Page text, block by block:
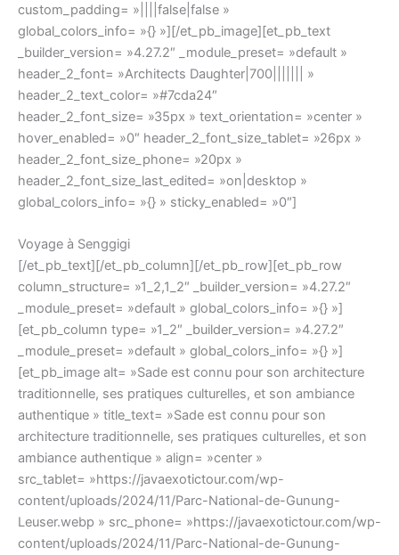
custom_padding= »||||false|false »
global_colors_info= »{} »][/et_pb_image][et_pb_text
_builder_version= »4.27.2″ _module_preset= »default »
header_2_font= »Architects Daughter|700||||||| »
header_2_text_color= »#7cda24″
header_2_font_size= »35px » text_orientation= »center »
hover_enabled= »0″ header_2_font_size_tablet= »26px »
header_2_font_size_phone= »20px »
header_2_font_size_last_edited= »on|desktop »
global_colors_info= »{} » sticky_enabled= »0″]
Voyage à Senggigi
[/et_pb_text][/et_pb_column][/et_pb_row][et_pb_row
column_structure= »1_2,1_2″ _builder_version= »4.27.2″
_module_preset= »default » global_colors_info= »{} »]
[et_pb_column type= »1_2″ _builder_version= »4.27.2″
_module_preset= »default » global_colors_info= »{} »]
[et_pb_image alt= »Sade est connu pour son architecture
traditionnelle, ses pratiques culturelles, et son ambiance
authentique » title_text= »Sade est connu pour son
architecture traditionnelle, ses pratiques culturelles, et son
ambiance authentique » align= »center »
src_tablet= »https://javaexotictour.com/wp-
content/uploads/2024/11/Parc-National-de-Gunung-
Leuser.webp » src_phone= »https://javaexotictour.com/wp-
content/uploads/2024/11/Parc-National-de-Gunung-